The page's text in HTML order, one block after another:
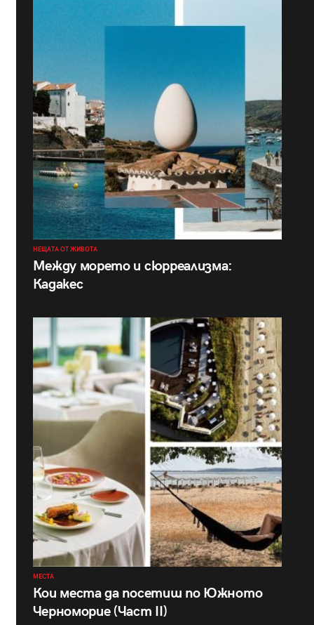
НЕЩАТА ОТ ЖИВОТА
Между морето и сюрреализма:
Кадакес
МЕСТА
Кои места да посетиш по Южното
Черноморие (Част II)